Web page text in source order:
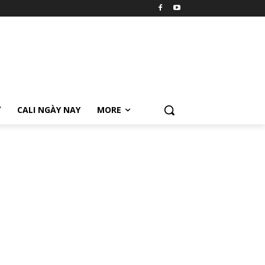
CALI NGÀY NAY MORE